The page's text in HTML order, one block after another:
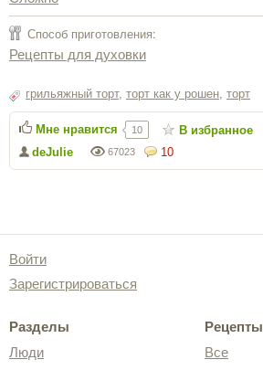
Способ приготовления:
Рецепты для духовки
грильяжный торт, торт как у рошен торт
10
67023
deJulie
Мне нравится 10 В избранное
Войти
Зарегистрироваться
Разделы
Люди
Рецепты
Все